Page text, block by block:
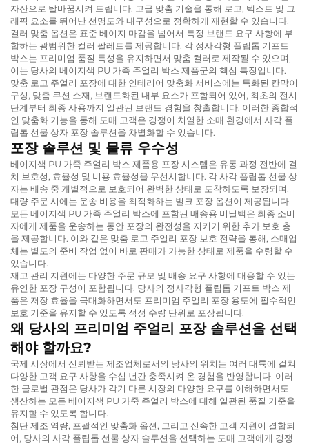
자산으로 탈바꿈시켜 드립니다. 고급 맞춤 기술을 통해 로고, 텍스트 및 그
래픽 요소를 뛰어난 선명도와 내구성으로 정확하게 재현할 수 있습니다.
컬러 맞춤 옵션은 표준 베이지 마감을 넘어서 특정 브랜드 요구 사항에 부
합하는 광범위한 컬러 팔레트를 제공합니다. 각 정사각형 플립톱 기프트
박스는 프리미엄 품질 특성을 유지하면서 맞춤 컬러로 제작될 수 있으며,
이는 당사의 베이지색 PU 가죽 주얼리 박스 제품군의 핵심 특징입니다.
맞춤 로고 주얼리 포장에 대한 인테리어 맞춤화 서비스에는 특화된 칸막이
구성, 맞춤 쿠션 소재, 브랜드화된 내부 요소가 포함되어 있어, 최초의 전시
단계부터 최종 사용까지 일관된 브랜드 경험을 창출합니다. 이러한 종합적
인 맞춤화 기능을 통해 도매 고객은 경쟁이 치열한 소매 환경에서 사각 플
립톱 선물 상자 포장 솔루션을 차별화할 수 있습니다.
포장 솔루션 및 물류 우수성
베이지색 PU 가죽 주얼리 박스 제품용 포장 시스템은 유통 과정 전반에 걸
쳐 보호성, 효율성 및 비용 효율성을 우선시합니다. 각 사각 플립톱 선물 상
자는 배송 중 개별적으로 보호되어 완벽한 상태로 도착하도록 보장되며,
대량 주문 시에는 운송 비용을 최적화하는 벌크 포장 옵션이 제공됩니다.
모든 베이지색 PU 가죽 주얼리 박스에 포함된 배송용 비닐백은 최종 소비
자에게 제품을 운송하는 동안 포장의 완전성을 지키기 위한 추가 보호 층
을 제공합니다. 이와 같은 맞춤 로고 주얼리 포장 보호 전략을 통해, 소매업
체는 별도의 준비 작업 없이 바로 판매가 가능한 상태로 제품을 수령할 수
있습니다.
재고 관리 지원에는 다양한 주문 규모 및 배송 요구 사항에 대응할 수 있는
유연한 포장 구성이 포함됩니다. 당사의 정사각형 플립톱 기프트 박스 제
품은 저장 효율을 극대화하면서도 프리미엄 주얼리 포장 용도에 필수적인
보호 기준을 유지할 수 있도록 적정 수량 단위로 포장됩니다.
왜 당사의 프리미엄 주얼리 포장 솔루션을 선택
해야 할까요?
국제 시장에서 신뢰받는 제조업체로서의 당사의 위치는 여러 대륙에 걸쳐
다양한 고객 요구 사항을 수십 년간 충족시켜 온 경험을 반영합니다. 이러
한 글로벌 관점은 당사가 각기 다른 시장의 다양한 요구를 이해하면서도
생산하는 모든 베이지색 PU 가죽 주얼리 박스에 대해 일관된 품질 기준을
유지할 수 있도록 합니다.
첨단 제조 역량, 포괄적인 맞춤화 옵션, 그리고 신속한 고객 지원이 결합되
어, 당사의 사각 플립톱 선물 상자 솔루션을 선택하는 도매 고객에게 경쟁